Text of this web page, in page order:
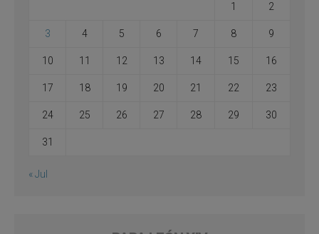
1 2
3 4 5 6 7 8 9
10 11 12 13 14 15 16
17 18 19 20 21 22 23
24 25 26 27 28 29 30
31
« Jul